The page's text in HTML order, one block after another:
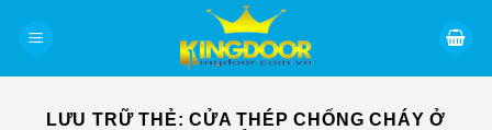
LƯU TRỮ THẺ:CỬA THÉP CHỐNG CHÁY Ở